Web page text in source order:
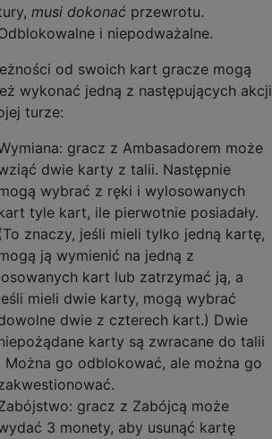
musi dokonać przewrotu.
i niepodważalne.
od swoich kart gracze mogą
wykonać jedną z następujących akcji
turze:
gracz z Ambasadorem może
dwie karty z talii. Następnie
wybrać z ręki i wylosowanych
tyle kart, ile pierwotnie posiadały.
znaczy, jeśli mieli tylko jedną kartę,
ją wymienić na jedną z
kart lub zatrzymać ją, a
mieli dwie karty, mogą wybrać
dwie z czterech kart.) Dwie
karty są zwracane do talii
Można go odblokować, ale można go
gracz z Zabójcą może
3 monety, aby usunąć kartę